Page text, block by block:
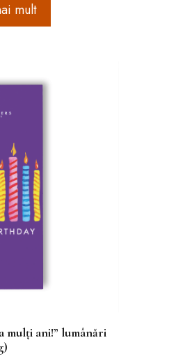
mult
mulți ani!” lumânări